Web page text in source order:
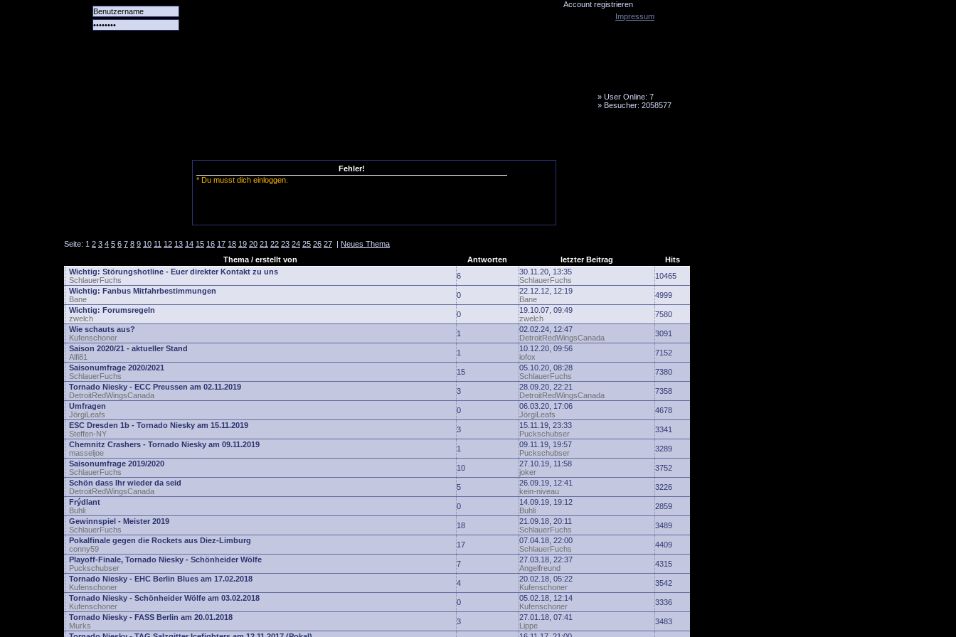
Account registrieren
» User Online: 7
» Besucher: 2058577
Fehler!
* Du musst dich einloggen.
Seite: 1 2 3 4 5 6 7 8 9 10 11 12 13 14 15 16 17 18 19 20 21 22 23 24 25 26 27 | Neues Thema
Thema / erstellt von
Antworten letzter Beitrag
Hits
Wichtig: Störungshotline - Euer direkter Kontakt zu uns
SchlauerFuchs
6
30.11.20, 13:35
SchlauerFuchs
10465
Wichtig: Fanbus Mitfahrbestimmungen
Bane
0
22.12.12, 12:19
Bane
4999
Wichtig: Forumsregeln
zwelch
0
19.10.07, 09:49
zwelch
7580
Wie schauts aus?
Kufenschoner
1
02.02.24, 12:47
DetroitRedWingsCanada
3091
Saison 2020/21 - aktueller Stand
Alfi81
1
10.12.20, 09:56
iofox
7152
Saisonumfrage 2020/2021
SchlauerFuchs
15
05.10.20, 08:28
SchlauerFuchs
7380
Tornado Niesky - ECC Preussen am 02.11.2019
DetroitRedWingsCanada
3
28.09.20, 22:21
DetroitRedWingsCanada
7358
Umfragen
JörgiLeafs
0
06.03.20, 17:06
JörgiLeafs
4678
ESC Dresden 1b - Tornado Niesky am 15.11.2019
Steffen-NY
3
15.11.19, 23:33
Puckschubser
3341
Chemnitz Crashers - Tornado Niesky am 09.11.2019
masseljoe
1
09.11.19, 19:57
Puckschubser
3289
Saisonumfrage 2019/2020
SchlauerFuchs
10
27.10.19, 11:58
joker
3752
Schön dass Ihr wieder da seid
DetroitRedWingsCanada
5
26.09.19, 12:41
kein-niveau
3226
Frýdlant
Buhli
0
14.09.19, 19:12
Buhli
2859
Gewinnspiel - Meister 2019
SchlauerFuchs
18
21.09.18, 20:11
SchlauerFuchs
3489
Pokalfinale gegen die Rockets aus Diez-Limburg
conny59
17
07.04.18, 22:00
SchlauerFuchs
4409
Playoff-Finale, Tornado Niesky - Schönheider Wölfe
Puckschubser
7
27.03.18, 22:37
Angelfreund
4315
Tornado Niesky - EHC Berlin Blues am 17.02.2018
Kufenschoner
4
20.02.18, 05:22
Kufenschoner
3542
Tornado Niesky - Schönheider Wölfe am 03.02.2018
Kufenschoner
0
05.02.18, 12:14
Kufenschoner
3336
Tornado Niesky - FASS Berlin am 20.01.2018
Murks
3
27.01.18, 07:41
Lippe
3483
Impressum